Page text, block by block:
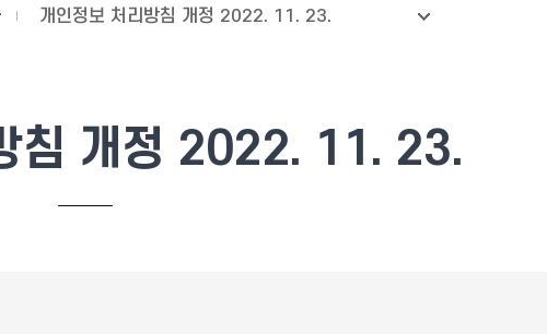
개인정보 처리방침 개정 2022. 11. 23.
침 개정 2022. 11. 23.